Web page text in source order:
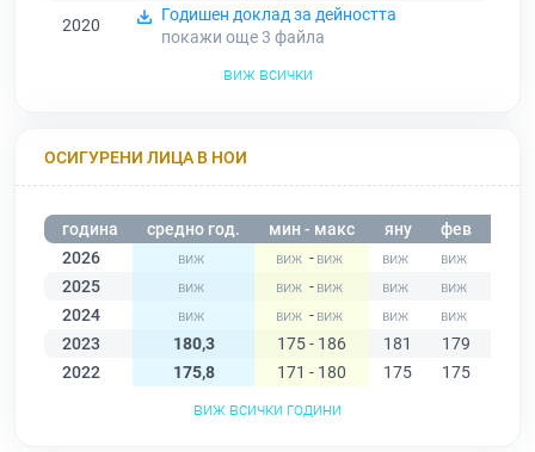
2020
Годишен доклад за дейността
покажи още 3 файла
виж всички
ОСИГУРЕНИ ЛИЦА В НОИ
година средно год. мин - макс яну фев
2026
-
2025
-
2024
-
2023
180,3 175 - 186 181 179
2022
175,8 171 - 180 175 175
виж всички години